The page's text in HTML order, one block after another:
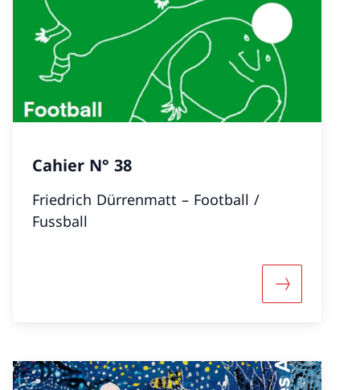
su «Cahier N° 39»
Cahier N° 38
Friedrich Dürrenmatt – Football /
Fussball
Maggiori